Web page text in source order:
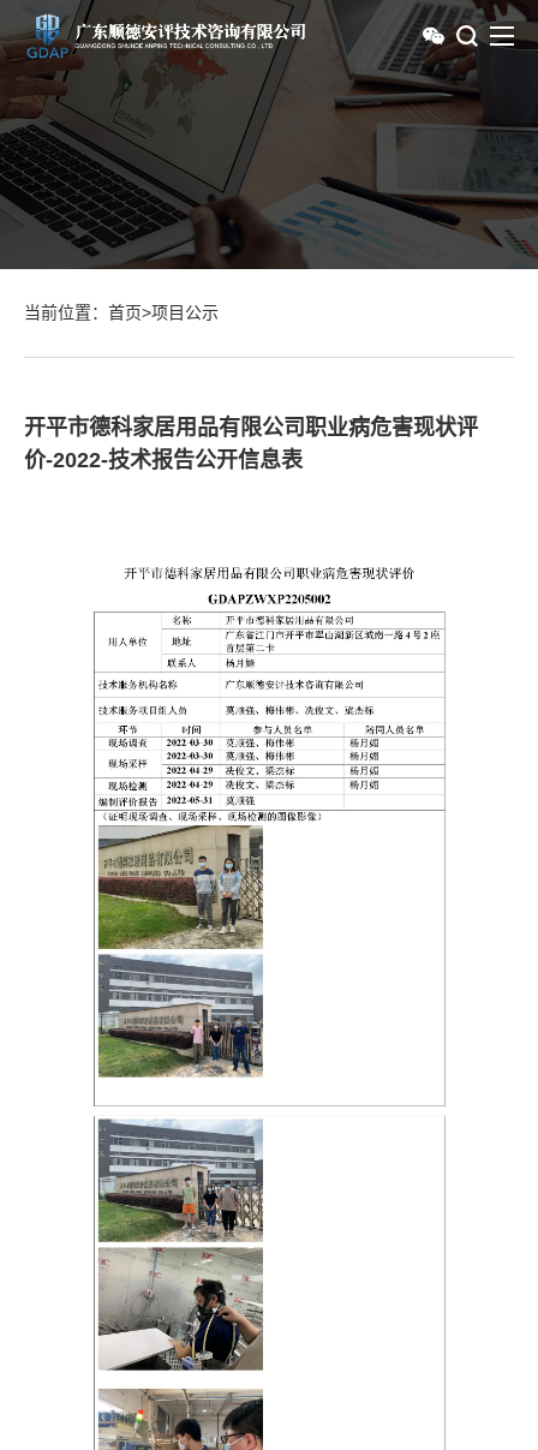
当前位置： 首页>项目公示
开平市德科家居用品有限公司职业病危害现状评
价-2022-技术报告公开信息表